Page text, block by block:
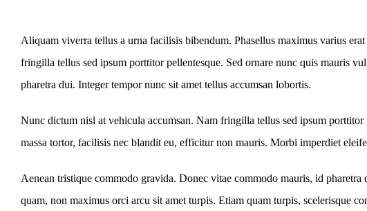
Aliquam viverra tellus a urna facilisis bibendum. Phasellus maximus varius
fringilla tellus sed ipsum porttitor pellentesque. Sed ornare nunc quis mauris
pharetra dui. Integer tempor nunc sit amet tellus accumsan lobortis.
Nunc dictum nisl at vehicula accumsan. Nam fringilla tellus sed ipsum
massa tortor, facilisis nec blandit eu, efficitur non mauris. Morbi imperdiet
Aenean tristique commodo gravida. Donec vitae commodo mauris, id
quam, non maximus orci arcu sit amet turpis. Etiam quam turpis, scelerisque